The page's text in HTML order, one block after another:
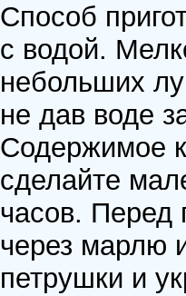
Способ
с водой.
небольших
не дав воде
Содержимое
сделайте
часов. Перед
через марлю
петрушки и